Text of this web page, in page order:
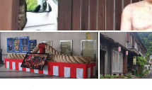
・
国
分